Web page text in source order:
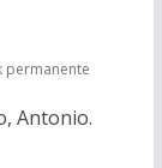
permanente
Antonio.